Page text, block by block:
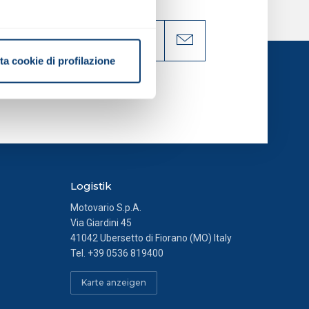
(impronte
dettagli. Puoi
Per questi cookie
anonime ed
abitudini di navigazione
cookie di profilazione
Logistik
Motovario S.p.A.
Via Giardini 45
41042 Ubersetto di Fiorano (MO) Italy
Tel. +39 0536 819400
Karte anzeigen